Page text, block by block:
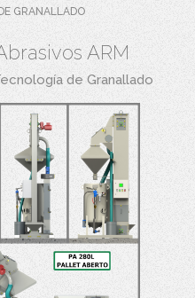
GRANALLADO
ARM
de Granallado